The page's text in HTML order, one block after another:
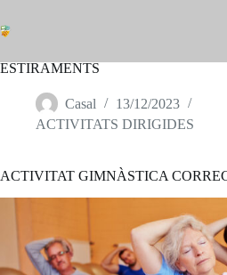
al
contingut
ESTIRAMENTS
Casal
13/12/2023
ACTIVITATS DIRIGIDES
ACTIVITAT GIMNÀSTICA